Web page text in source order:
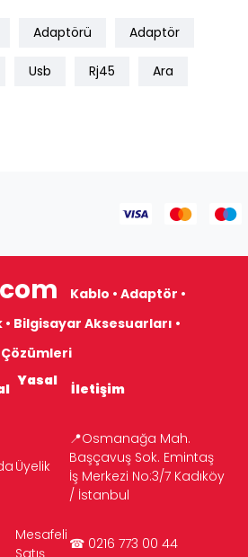
Adaptörü Adaptör
Usb Rj45 Ara
Kablo • Adaptör •
Bilgisayar Aksesuarları •
Yasal İletişim
Üyelik
📍Osmanağa Mah.
Başçavuş Sok. Emintaş
İş Merkezi No:3/7 Kadıköy
/ İstanbul
Mesafeli ☎ 0216 773 00 44